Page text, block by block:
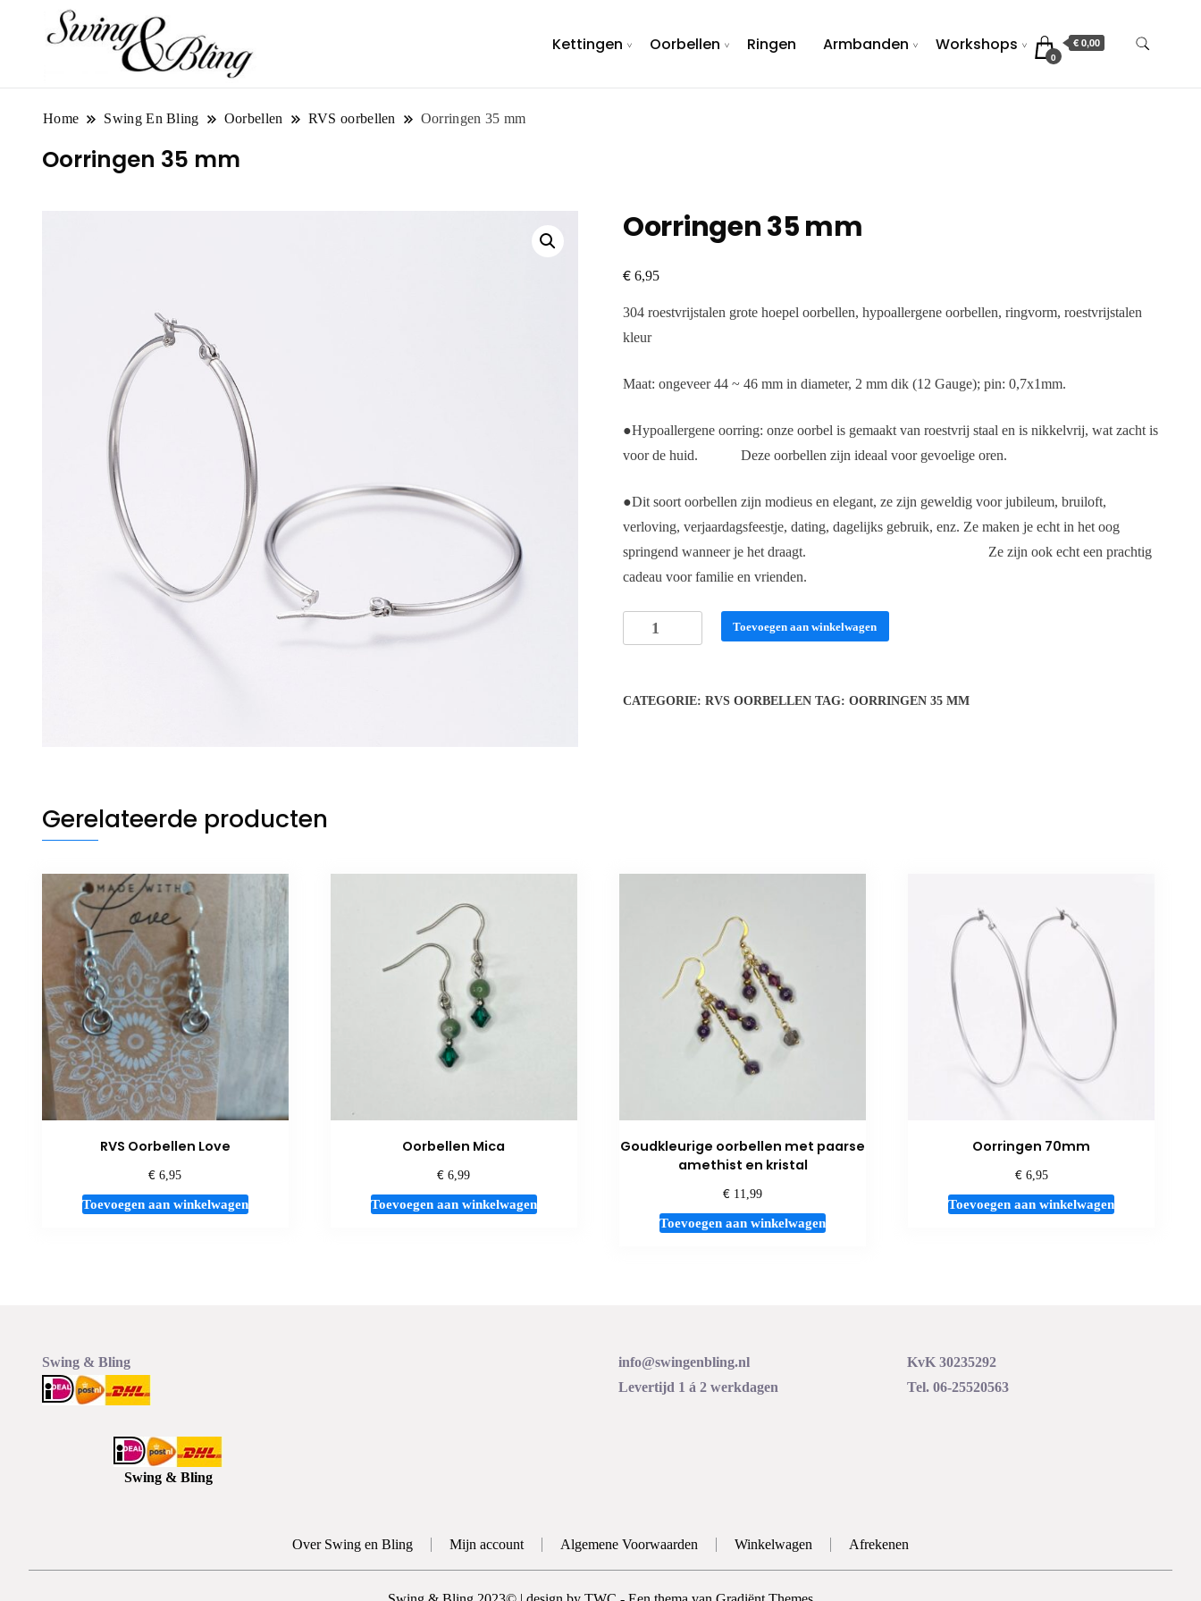
Kettingen Oorbellen Ringen Armbanden Workshops
0
€ 0,00
Home Swing En Bling Oorbellen RVS oorbellen Oorringen 35 mm
Oorringen 35 mm
Oorringen 35 mm
€ 6,95
304 roestvrijstalen grote hoepel oorbellen, hypoallergene oorbellen, ringvorm, roestvrijstalen
kleur
Maat: ongeveer 44 ~ 46 mm in diameter, 2 mm dik (12 Gauge); pin: 0,7x1mm.
●Hypoallergene oorring: onze oorbel is gemaakt van roestvrij staal en is nikkelvrij, wat zacht is
voor de huid. Deze oorbellen zijn ideaal voor gevoelige oren.
●Dit soort oorbellen zijn modieus en elegant, ze zijn geweldig voor jubileum, bruiloft,
verloving, verjaardagsfeestje, dating, dagelijks gebruik, enz. Ze maken je echt in het oog
springend wanneer je het draagt. Ze zijn ook echt een prachtig
cadeau voor familie en vrienden.
Oorringen
35
Toevoegen aan winkelwagen
CATEGORIE: RVS OORBELLEN TAG: OORRINGEN 35 MM
Gerelateerde producten
RVS Oorbellen Love
€ 6,95
Toevoegen aan winkelwagen
Oorbellen Mica
€ 6,99
Toevoegen aan winkelwagen
Goudkleurige oorbellen met paarse
amethist en kristal
€ 11,99
Toevoegen aan winkelwagen
Oorringen 70mm
€6,95
Toevoegen aan winkelwagen
Swing & Bling
Swing & Bling
info@swingenbling.nl
Levertijd 1 á 2 werkdagen
KvK 30235292
Tel. 06-25520563
Over Swing en Bling Mijn account Algemene Voorwaarden Winkelwagen Afrekenen